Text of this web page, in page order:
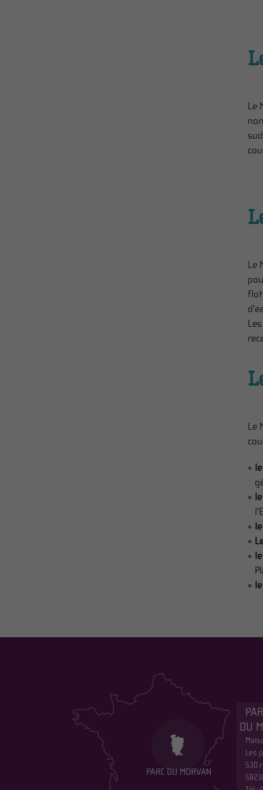
Le
Le
Le
DU
Les
530